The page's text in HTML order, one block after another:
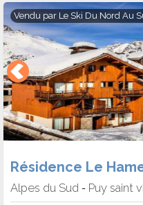
Vendu par Le Ski Du Nord Au
Résidence Le
Alpes du Sud - Puy saint